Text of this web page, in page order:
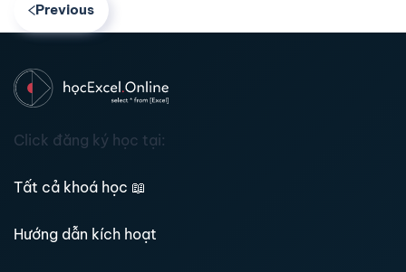
Previous
Click đăng ký học tại:
Tất cả khoá học 📖
Hướng dẫn kích hoạt